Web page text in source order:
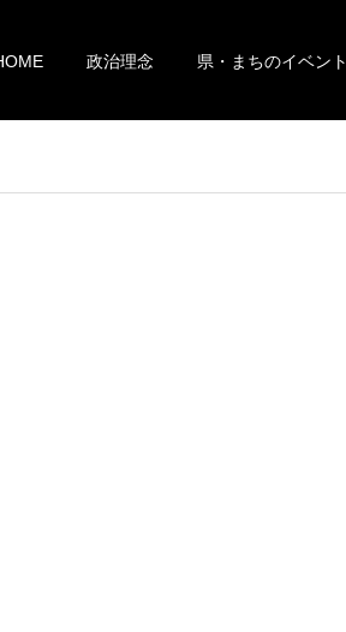
政治理念 県・まちのイベント